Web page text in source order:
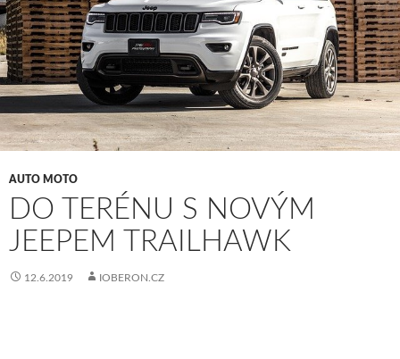
AUTO MOTO
DO TERÉNU S NOVÝM
JEEPEM TRAILHAWK
12.6.2019 IOBERON.CZ